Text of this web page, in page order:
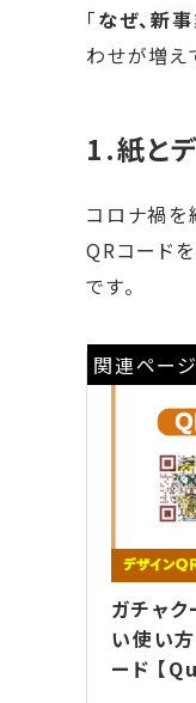
「なぜ、新
わせが増え
1.紙と
コロナ禍を
QRコード
です。
関連ページ
ガチャ
い使い
ード 【